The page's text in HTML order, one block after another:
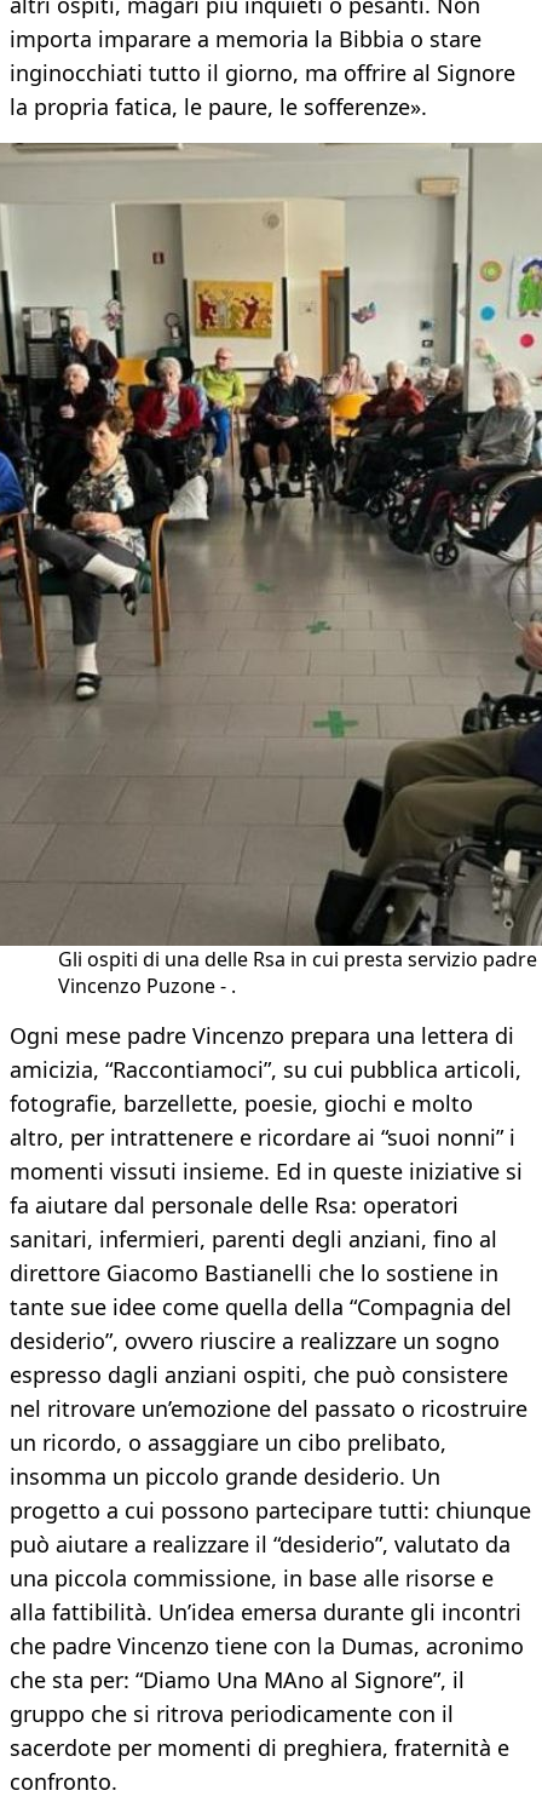
importa imparare a memoria la Bibbia o stare
inginocchiati tutto il giorno, ma offrire al Signore
la propria fatica, le paure, le sofferenze».
Gli ospiti di una delle Rsa in cui presta servizio padre
Vincenzo Puzone - .
Ogni mese padre Vincenzo prepara una lettera di
amicizia, “Raccontiamoci”, su cui pubblica articoli,
fotografie, barzellette, poesie, giochi e molto
altro, per intrattenere e ricordare ai “suoi nonni” i
momenti vissuti insieme. Ed in queste iniziative si
fa aiutare dal personale delle Rsa: operatori
sanitari, infermieri, parenti degli anziani, fino al
direttore Giacomo Bastianelli che lo sostiene in
tante sue idee come quella della “Compagnia del
desiderio”, ovvero riuscire a realizzare un sogno
espresso dagli anziani ospiti, che può consistere
nel ritrovare un’emozione del passato o ricostruire
un ricordo, o assaggiare un cibo prelibato,
insomma un piccolo grande desiderio. Un
progetto a cui possono partecipare tutti: chiunque
può aiutare a realizzare il “desiderio”, valutato da
una piccola commissione, in base alle risorse e
alla fattibilità. Un’idea emersa durante gli incontri
che padre Vincenzo tiene con la Dumas, acronimo
che sta per: “Diamo Una MAno al Signore”, il
gruppo che si ritrova periodicamente con il
sacerdote per momenti di preghiera, fraternità e
confronto.